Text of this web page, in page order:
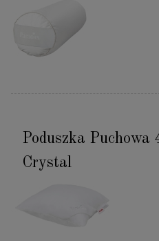
Poduszka Puchowa
Crystal